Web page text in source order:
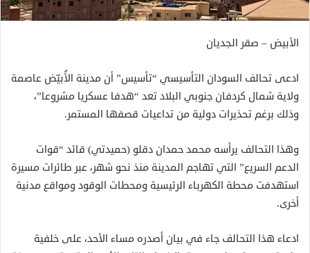
الأبيض – صقر الجديان
ادعى تحالف السودان التأسيسي “تأسيس” أن مدينة الأُبيّض عاصمة
ولاية شمال كردفان جنوبي البلاد تعد “هدفا عسكريا مشروعا”،
وذلك برغم تحذيرات دولية من تداعيات قصفها المستمر.
وهذا التحالف يرأسه محمد حمدان دقلو (حميدتي) قائد “قوات
الدعم السريع” التي تهاجم المدينة منذ نحو شهر، عبر طائرات مسيرة
استهدفت محطة الكهرباء الرئيسية ومحطات الوقود ومواقع مدنية
أخرى.
ادعاء هذا التحالف جاء في بيان أصدره مساء الأحد، على خلفية